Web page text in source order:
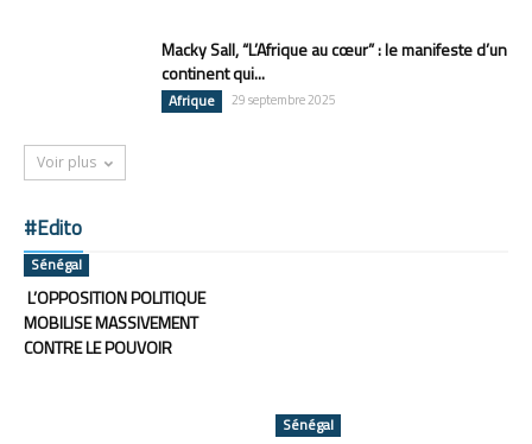
Macky Sall, “L’Afrique au cœur” : le manifeste d’un
continent qui...
Afrique 29 septembre 2025
Voir plus
#Edito
Sénégal
L’OPPOSITION POLITIQUE
MOBILISE MASSIVEMENT
CONTRE LE POUVOIR
Sénégal